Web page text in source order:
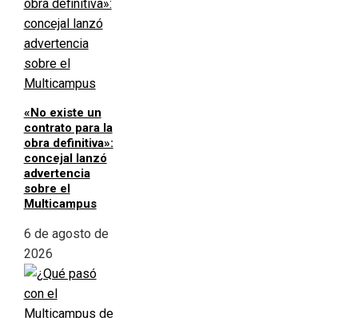
«No existe un
contrato para la
obra definitiva»:
concejal lanzó
advertencia
sobre el
Multicampus
6 de agosto de
2026